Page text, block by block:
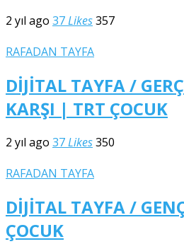
2 yıl ago 37Likes357
RAFADAN TAYFA
DİJİTAL TAYFA /
KARŞI | TRT ÇOCUK
2 yıl ago 37Likes350
RAFADAN TAYFA
DİJİTAL TAYFA /
ÇOCUK